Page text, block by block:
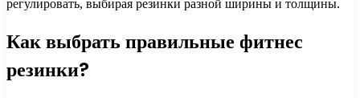
регулировать, выбирая резинки разной ширины и толщины.
Как выбрать правильные фитнес
резинки?